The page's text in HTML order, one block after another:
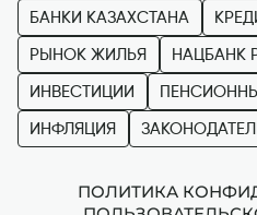
БАНКИ КАЗАХСТАНА
РЫНОК ЖИЛЬЯ НАЦБАНК
ИНВЕСТИЦИИ
ИНФЛЯЦИЯ
ПОЛИТИКА